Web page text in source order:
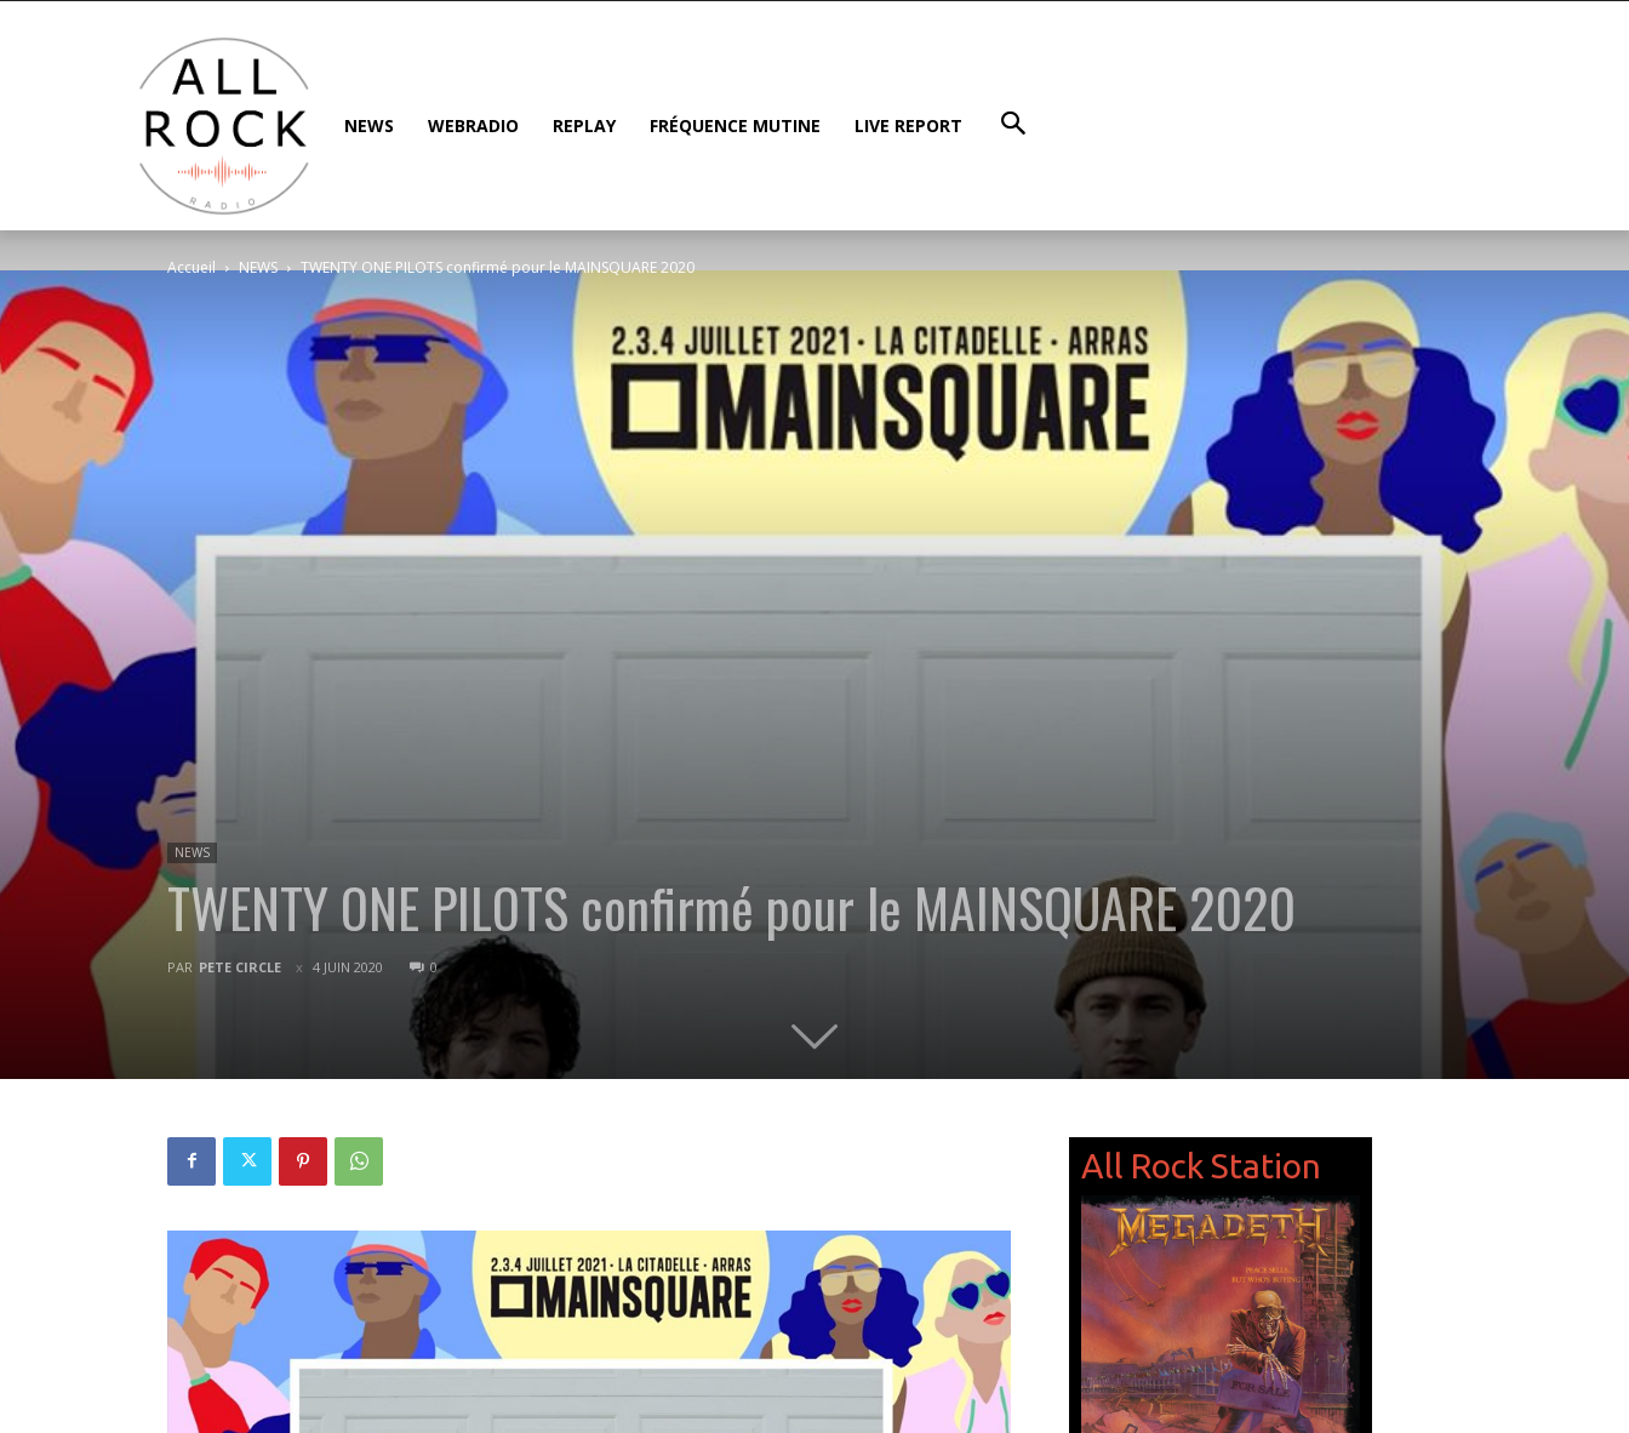
NEWS WEBRADIO REPLAY FRÉQUENCE MUTINE LIVE REPORT
Accueil NEWS TWENTY ONE PILOTS confirmé pour le MAINSQUARE 2020
NEWS
TWENTY ONE PILOTS confirmé pour le MAINSQUARE 2020
PAR PETE CIRCLE 4 JUIN 2020 0